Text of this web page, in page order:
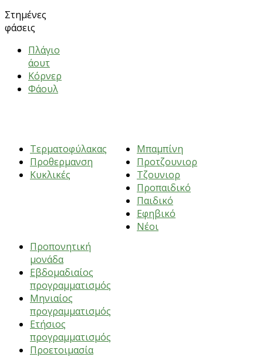
Στημένες
φάσεις
Πλάγιο
άουτ
Κόρνερ
Φάουλ
Τερματοφύλακας
Προθερμανση
Κυκλικές
Προπονητική
μονάδα
Εβδομαδιαίος
προγραμματισμός
Μηνιαίος
προγραμματισμός
Ετήσιος
προγραμματισμός
Προετοιμασία
Μπαμπίνη
Προτζουνιορ
Τζουνιορ
Προπαιδικό
Παιδικό
Εφηβικό
Νέοι